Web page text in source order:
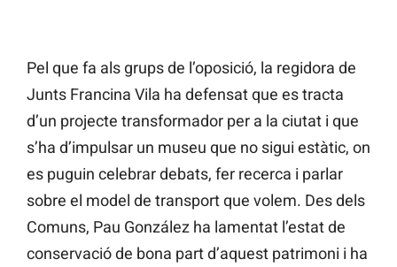
Pel que fa als grups de l’oposició, la regidora de
Junts Francina Vila ha defensat que es tracta
d’un projecte transformador per a la ciutat i que
s’ha d’impulsar un museu que no sigui estàtic, on
es puguin celebrar debats, fer recerca i parlar
sobre el model de transport que volem. Des dels
Comuns, Pau González ha lamentat l’estat de
conservació de bona part d’aquest patrimoni i ha